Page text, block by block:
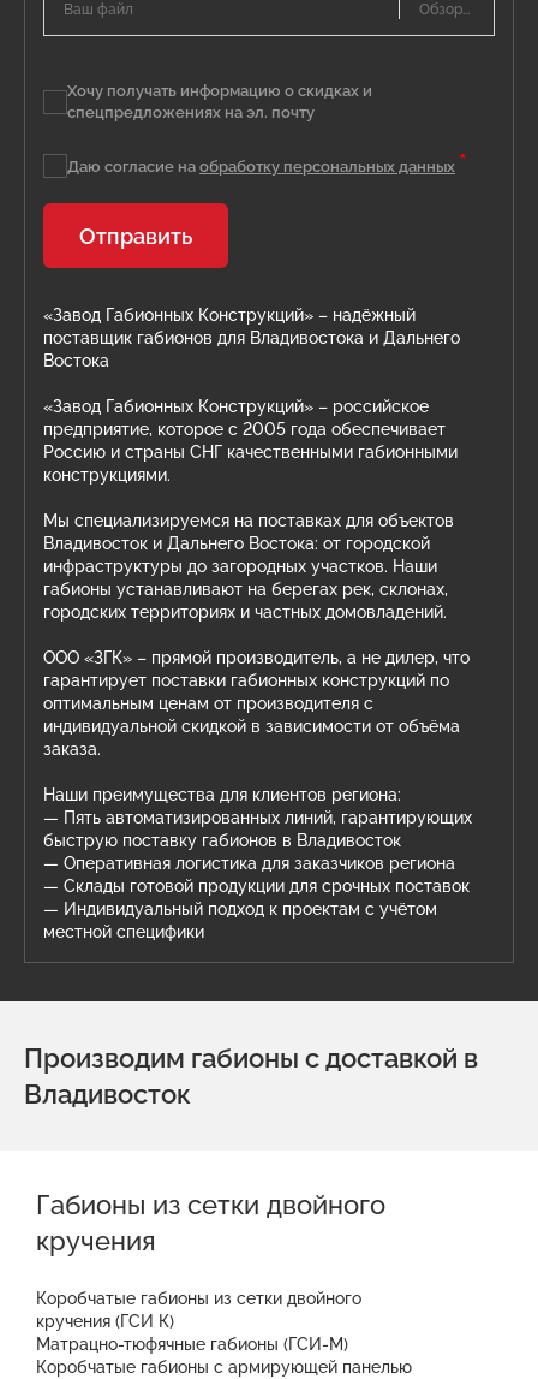
«Завод Габионных Конструкций» – надёжный
поставщик габионов для Владивостока и Дальнего
Востока
«Завод Габионных Конструкций» – российское
предприятие, которое с 2005 года обеспечивает
Россию и страны СНГ качественными габионными
конструкциями.
Мы специализируемся на поставках для объектов
Владивосток и Дальнего Востока: от городской
инфраструктуры до загородных участков. Наши
габионы устанавливают на берегах рек, склонах,
городских территориях и частных домовладений.
ООО «ЗГК» – прямой производитель, а не дилер, что
гарантирует поставки габионных конструкций по
оптимальным ценам от производителя с
индивидуальной скидкой в зависимости от объёма
заказа.
Наши преимущества для клиентов региона:
— Пять автоматизированных линий, гарантирующих
быструю поставку габионов в Владивосток
— Оперативная логистика для заказчиков региона
— Склады готовой продукции для срочных поставок
— Индивидуальный подход к проектам с учётом
местной специфики
Ваш файл
Хочу получать информацию о скидках и
спецпредложениях на эл. почту
Даю согласие на обработку персональных данных *
Отправить
Производим габионы с доставкой в
Владивосток
Габионы из сетки двойного
кручения
Коробчатые габионы из сетки двойного
кручения (ГСИ К)
Матрацно-тюфячные габионы (ГСИ-М)
Коробчатые габионы с армирующей панелью